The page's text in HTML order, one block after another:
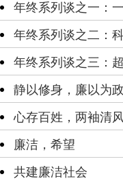
年终系列谈之一：
年终系列谈之二：
年终系列谈之三：
静以修身，廉以为政
心存百姓，两袖清
廉洁，希望
共建廉洁社会